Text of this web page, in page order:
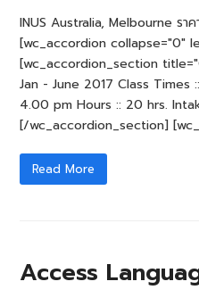
INUS Australia, Melbourne รา
[wc_accordion collapse="0"
[wc_accordion_section
Jan - June 2017 Class
4.00 pm Hours :: 20 hrs.
[/wc_accordion_section]
Read More
Access